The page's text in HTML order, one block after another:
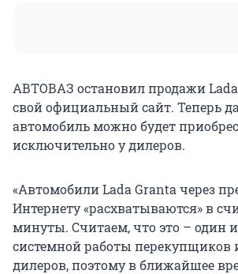
АВТОВАЗ остановил продажи Lada
свой официальный сайт. Теперь
автомобиль можно будет
исключительно у дилеров.
«Автомобили Lada Granta через
Интернету «расхватываются» в
минуты. Считаем, что это – один
системной работы перекупщиков
дилеров, поэтому в ближайшее